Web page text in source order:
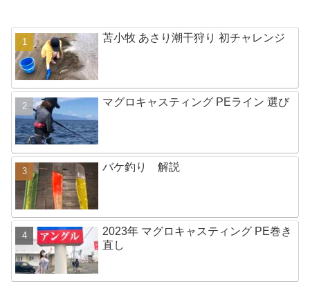
苫小牧 あさり潮干狩り 初チャレンジ
マグロキャスティング PEライン 選び
バケ釣り 解説
2023年 マグロキャスティング PE巻き
直し